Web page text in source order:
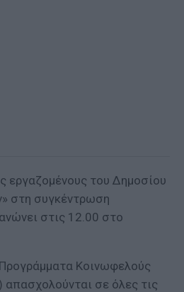
εργαζομένους του Δημοσίου
στη συγκέντρωση
στις 12.00 στο
Κοινωφελούς
απασχολούνται σε όλες τις